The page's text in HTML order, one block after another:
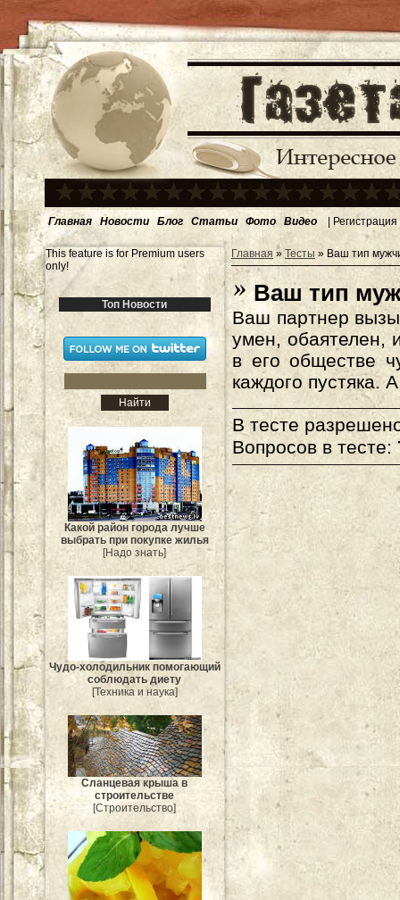
Главная Новости Блог Статьи Фото Видео | Регистрация
This feature is for Premium users
only!
Топ Новости
Какой район города лучше
выбрать при покупке жилья
[Надо знать]
Чудо-холодильник помогающий
соблюдать диету
[Техника и наука]
Сланцевая крыша в
строительстве
[Строительство]
Главная » Тесты » Ваш тип
Ваш тип
Ваш партнер
умен, обаятелен,
в его обществе
каждого пустяка.
В тесте
Вопросов в тесте: